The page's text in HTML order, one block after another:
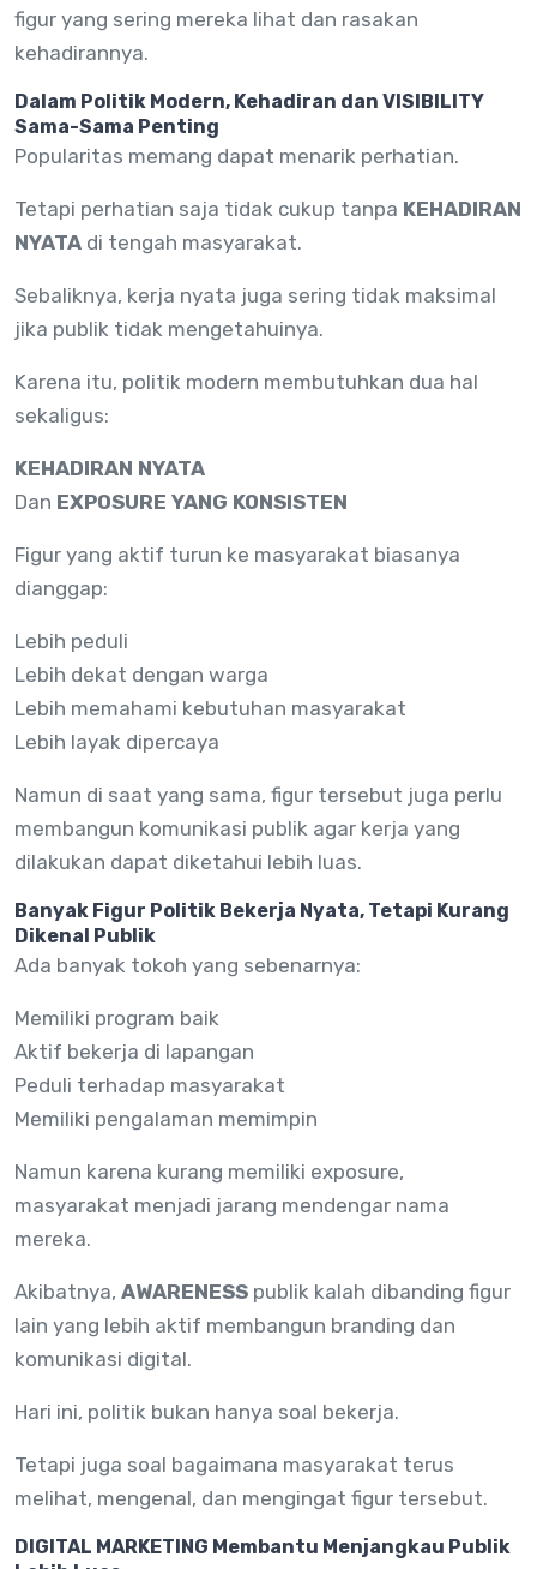
figur yang sering mereka lihat dan rasakan
kehadirannya.
Dalam Politik Modern, Kehadiran dan VISIBILITY
Sama-Sama Penting
Popularitas memang dapat menarik perhatian.
Tetapi perhatian saja tidak cukup tanpa KEHADIRAN
NYATA di tengah masyarakat.
Sebaliknya, kerja nyata juga sering tidak maksimal
jika publik tidak mengetahuinya.
Karena itu, politik modern membutuhkan dua hal
sekaligus:
KEHADIRAN NYATA
Dan EXPOSURE YANG KONSISTEN
Figur yang aktif turun ke masyarakat biasanya
dianggap:
Lebih peduli
Lebih dekat dengan warga
Lebih memahami kebutuhan masyarakat
Lebih layak dipercaya
Namun di saat yang sama, figur tersebut juga perlu
membangun komunikasi publik agar kerja yang
dilakukan dapat diketahui lebih luas.
Banyak Figur Politik Bekerja Nyata, Tetapi Kurang
Dikenal Publik
Ada banyak tokoh yang sebenarnya:
Memiliki program baik
Aktif bekerja di lapangan
Peduli terhadap masyarakat
Memiliki pengalaman memimpin
Namun karena kurang memiliki exposure,
masyarakat menjadi jarang mendengar nama
mereka.
Akibatnya, AWARENESS publik kalah dibanding figur
lain yang lebih aktif membangun branding dan
komunikasi digital.
Hari ini, politik bukan hanya soal bekerja.
Tetapi juga soal bagaimana masyarakat terus
melihat, mengenal, dan mengingat figur tersebut.
DIGITAL MARKETING Membantu Menjangkau Publik